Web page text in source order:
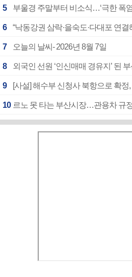
5 부울경 주말부터 비소식…‘극한 폭
6 “낙동강권 삼락·을숙도·다대포 연
7 오늘의 날씨- 2026년 8월 7일
8 외국인 선원 ‘인신매매 경유지’ 된
9 [사설] 해수부 신청사 북항으로 확
10 르노 못 타는 부산시장…관용차 규